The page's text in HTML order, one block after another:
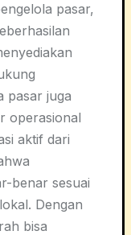
pasar,
pasar juga
operasional
aktif dari
benar sesuai
Dengan
bisa